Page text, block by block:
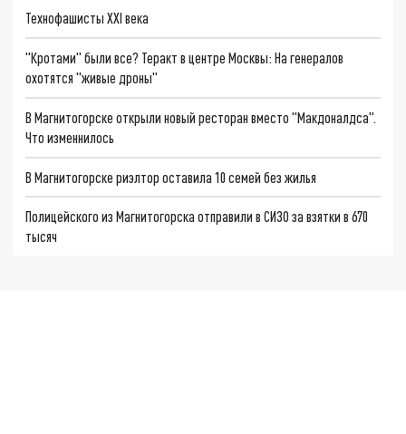
Технофашисты XXI века
"Кротами" были все? Теракт в центре Москвы: На генералов
охотятся "живые дроны"
В Магнитогорске открыли новый ресторан вместо "Макдоналдса".
Что изменнилось
В Магнитогорске риэлтор оставила 10 семей без жилья
Полицейского из Магнитогорска отправили в СИЗО за взятки в 670
тысяч